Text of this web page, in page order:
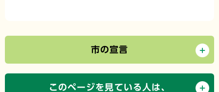
市の宣言
このページを見ている人は、